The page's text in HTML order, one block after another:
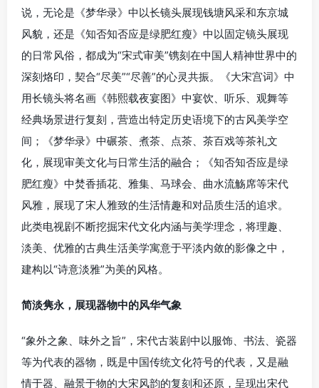
说，无论是《梦华录》中以长镜头展现钱塘风采和东京城
风貌，还是《知否知否应是绿肥红瘦》中以固定镜头展现
的日常风俗，都成为“宋式审美”镌刻在中国人精神世界中的
深刻烙印，契合“尽美”“尽善”的心灵共振。《大宋宫词》中
用长镜头将名画《韩熙载夜宴图》中宴饮、听乐、观舞等
经典场景进行复刻，营造出特定历史语境下的古风美学空
间；《梦华录》中碾茶、煮茶、点茶、茶百戏等茶礼文
化，展现审美文化与日常生活的融合；《知否知否应是绿
肥红瘦》中焚香插花、雅集、马球会、曲水流觞席等宋代
风雅，展现了宋人雅致的生活情趣和对品质生活的追求。
此类电视剧不断挖掘宋代文化内涵与美学理念，将理趣、
淡美、优雅的古典生活美学寓意于平淡内敛的影像之中，
建构以“诗意淡雅”为美的风格。
简淡隽永，展现器物中的风华气象
“象外之象、味外之旨”，宋代古装剧中以服饰、书法、瓷器
等为代表的器物，既是中国传统文化符号的代表，又是融
情于器、融景于物的大宋风韵的复刻和还原，呈现出宋代